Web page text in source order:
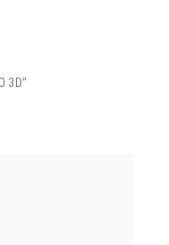
3D”